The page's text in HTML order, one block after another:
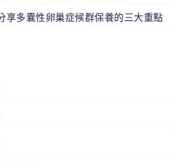
享多囊性卵巢症候群保養的三大重點